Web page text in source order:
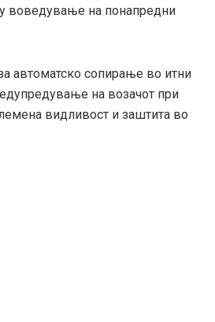
воведување на понапредни
автоматско сопирање во итни
на возачот при
видливост и заштита во